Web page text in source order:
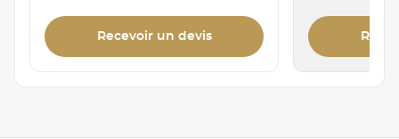
Recevoir un devis